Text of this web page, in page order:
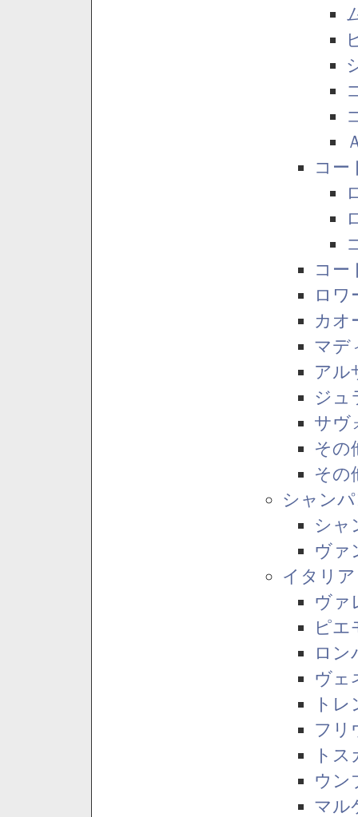
コー
コー
ロワ
カオ
マデ
アル
ジュ
サヴ
その
その
シャン
シャ
ヴァ
イタリア
ヴァ
ピエ
ロン
ヴェ
ト
フリ
ト
ウン
マル